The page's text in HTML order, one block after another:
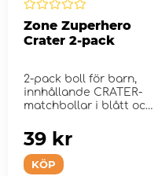
Zone Zuperhero
Crater 2-pack
2-pack boll för barn,
innhållande CRATER-
matchbollar i blått och
KÖP
39 kr